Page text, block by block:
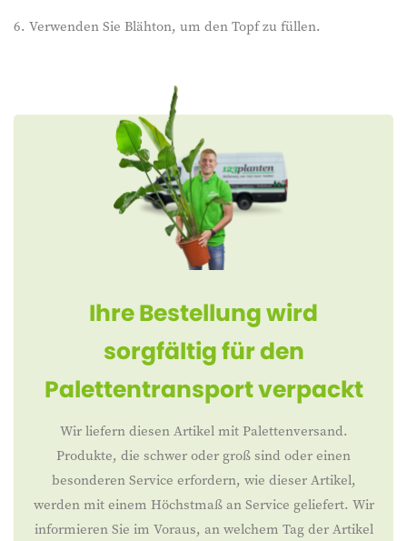
Verwenden Sie Blähton, um den Topf zu füllen.
Ihre Bestellung wird
sorgfältig für den
Palettentransport verpackt
Wir liefern diesen Artikel mit Palettenversand.
Produkte, die schwer oder groß sind oder einen
besonderen Service erfordern, wie dieser Artikel,
werden mit einem Höchstmaß an Service geliefert. Wir
informieren Sie im Voraus, an welchem Tag der Artikel